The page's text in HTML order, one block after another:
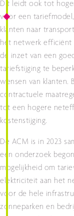
Dit leidt ook tot
voor een
klanten naar
het netwerk
de inzet van een
tariefstijging te
wensen van klanten.
contractuele
tot een hogere
kostenstijging.
De ACM is in 2023
een onderzoek
mogelijkheid om
elektriciteit aan het
voor de hele
zonneparken en